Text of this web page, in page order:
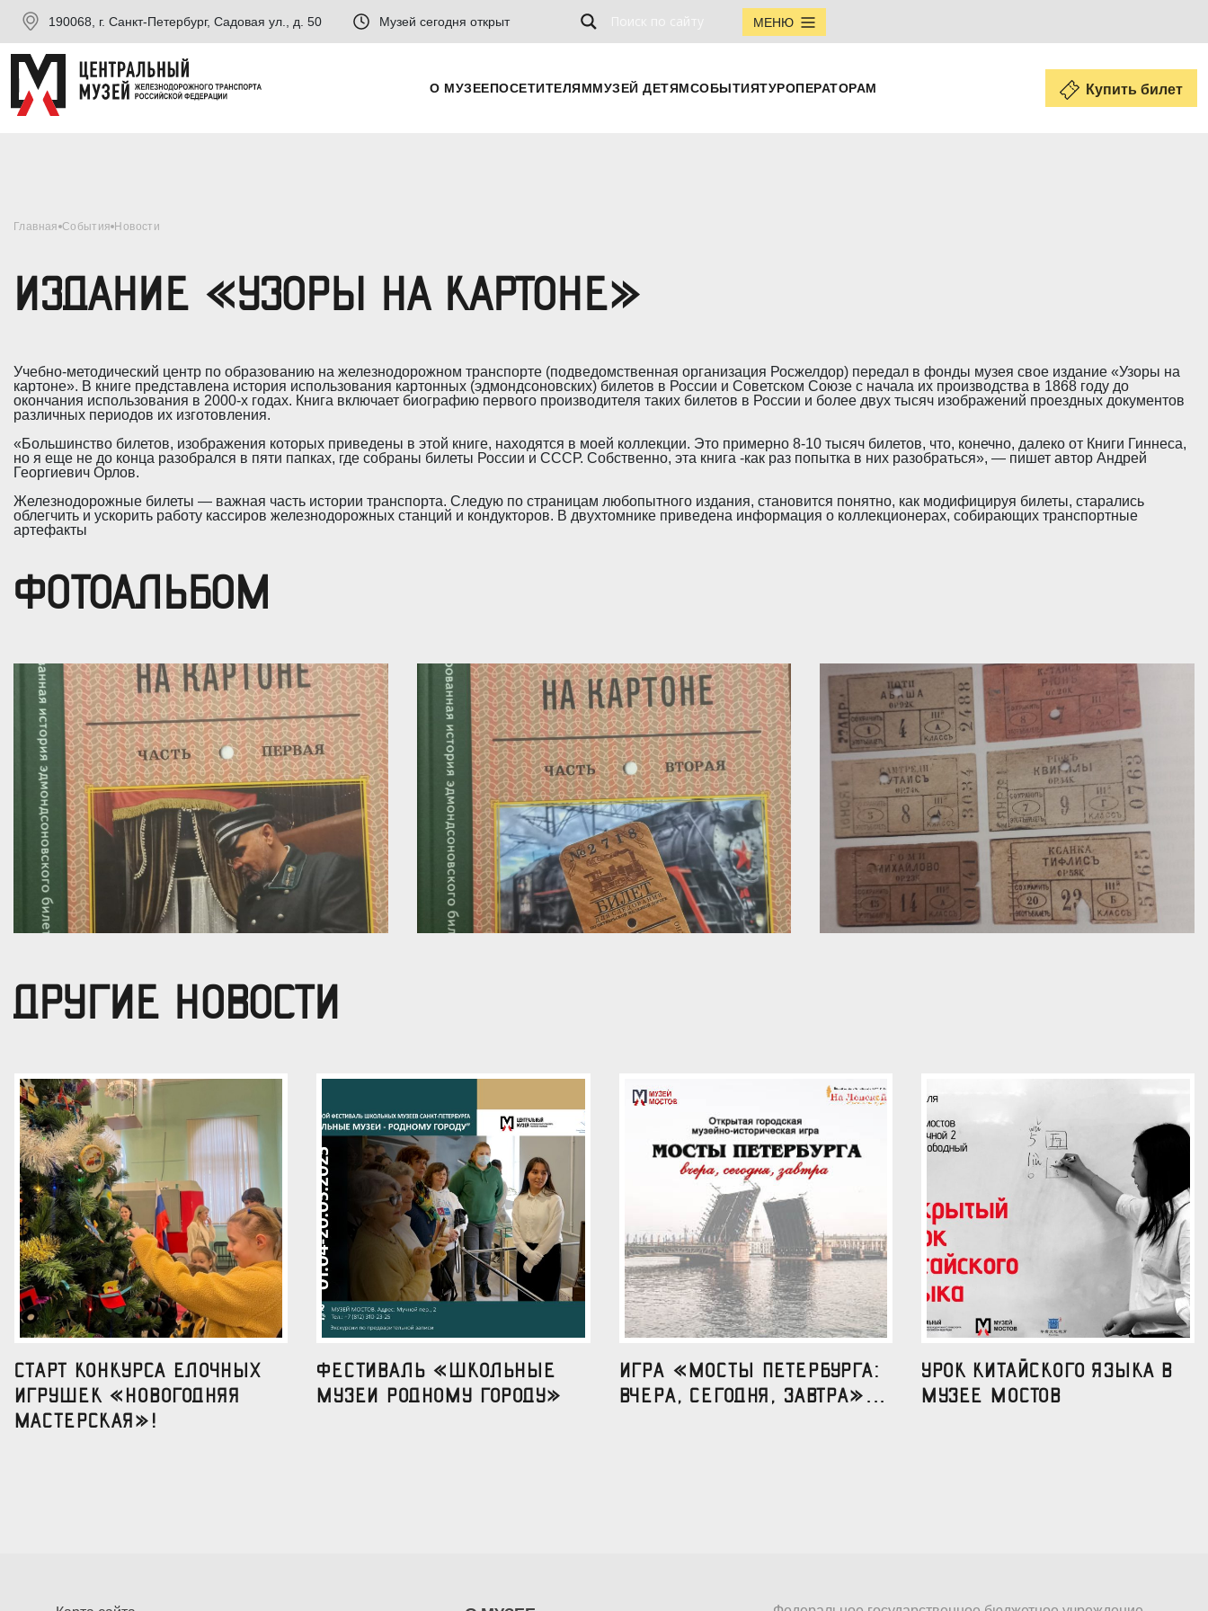
190068, г. Санкт-Петербург, Садовая ул., д. 50 Музей сегодня открыт МЕНЮ
О МУЗЕЕПОСЕТИТЕЛЯММУЗЕЙ ДЕТЯМСОБЫТИЯТУРОПЕРАТОРАМ Купить билет
Главная События Новости
ИЗДАНИЕ «УЗОРЫ НА КАРТОНЕ»
Учебно-методический центр по образованию на железнодорожном транспорте (подведомственная организация Росжелдор) передал в фонды музея свое издание «Узоры на
картоне». В книге представлена история использования картонных (эдмондсоновских) билетов в России и Советском Союзе с начала их производства в 1868 году до
окончания использования в 2000-х годах. Книга включает биографию первого производителя таких билетов в России и более двух тысяч изображений проездных документов
различных периодов их изготовления.
«Большинство билетов, изображения которых приведены в этой книге, находятся в моей коллекции. Это примерно 8-10 тысяч билетов, что, конечно, далеко от Книги Гиннеса,
но я еще не до конца разобрался в пяти папках, где собраны билеты России и СССР. Собственно, эта книга -как раз попытка в них разобраться», — пишет автор Андрей
Георгиевич Орлов.
Железнодорожные билеты — важная часть истории транспорта. Следую по страницам любопытного издания, становится понятно, как модифицируя билеты, старались
облегчить и ускорить работу кассиров железнодорожных станций и кондукторов. В двухтомнике приведена информация о коллекционерах, собирающих транспортные
артефакты
ФОТОАЛЬБОМ
ДРУГИЕ НОВОСТИ
Старт конкурса елочных
игрушек «Новогодняя
мастерская»!
Фестиваль «Школьные
музеи родному городу»
Игра «Мосты Петербурга:
вчера, сегодня, завтра»...
УРОК КИТАЙСКОГО ЯЗЫКА В
МУЗЕЕ МОСТОВ